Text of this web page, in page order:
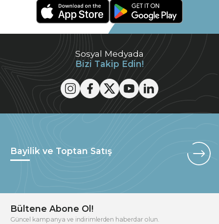
Sosyal Medyada
Bizi Takip Edin!
Bayilik ve Toptan Satış
Bültene Abone Ol!
Güncel kampanya ve indirimlerden haberdar olun.